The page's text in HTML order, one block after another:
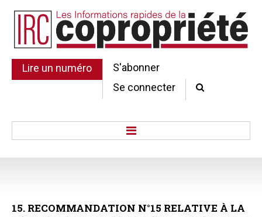
Lire un numéro
S'abonner
Se connecter
Au Parlement
15. RECOMMANDATION N°15 RELATIVE À LA